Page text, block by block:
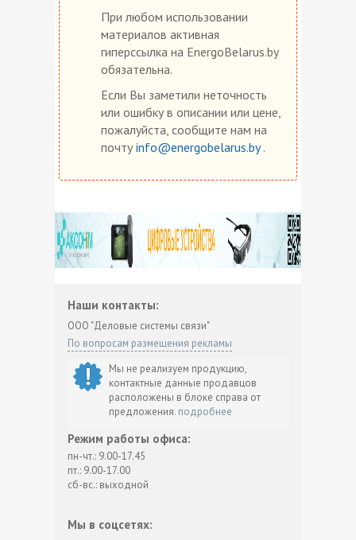
При любом использовании
материалов активная
гиперссылка на EnergoBelarus.by
обязательна.
Если Вы заметили неточность
или ошибку в описании или цене,
пожалуйста, сообщите нам на
почту info@energobelarus.by.
Наши контакты:
ООО "Деловые системы связи"
По вопросам размещения рекламы
Мы не реализуем продукцию,
контактные данные продавцов
расположены в блоке справа от
предложения. подробнее
Режим работы офиса:
пн-чт.: 9.00-17.45
пт.: 9.00-17.00
сб-вс.: выходной
Мы в соцсетях: